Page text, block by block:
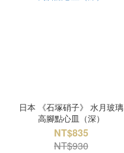
日本 《石塚硝子》 水月玻璃
高腳點心皿（深）
NT$835
NT$930